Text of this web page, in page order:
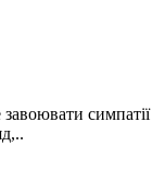
симпатії